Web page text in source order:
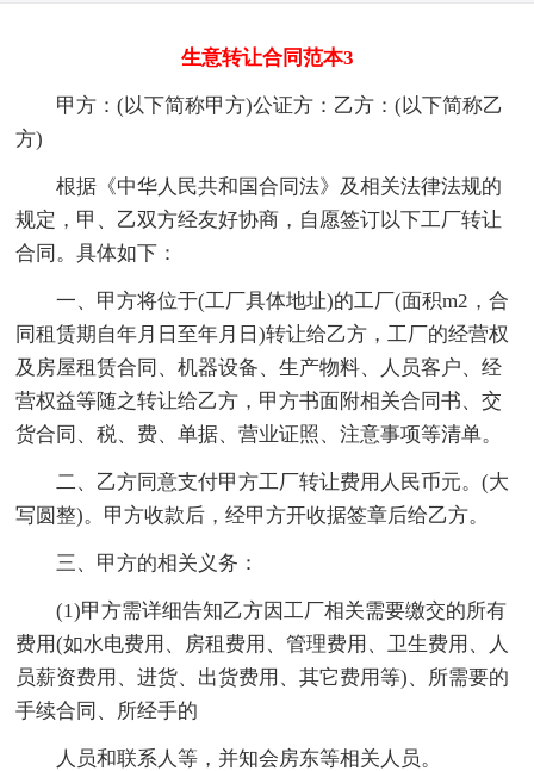
生意转让合同范本3
甲方：(以下简称甲方)公证方：乙方：(以下简称乙
方)
根据《中华人民共和国合同法》及相关法律法规的
规定，甲、乙双方经友好协商，自愿签订以下工厂转让
合同。具体如下：
一、甲方将位于(工厂具体地址)的工厂(面积m2，合
同租赁期自年月日至年月日)转让给乙方，工厂的经营权
及房屋租赁合同、机器设备、生产物料、人员客户、经
营权益等随之转让给乙方，甲方书面附相关合同书、交
货合同、税、费、单据、营业证照、注意事项等清单。
二、乙方同意支付甲方工厂转让费用人民币元。(大
写圆整)。甲方收款后，经甲方开收据签章后给乙方。
三、甲方的相关义务：
(1)甲方需详细告知乙方因工厂相关需要缴交的所有
费用(如水电费用、房租费用、管理费用、卫生费用、人
员薪资费用、进货、出货费用、其它费用等)、所需要的
手续合同、所经手的
人员和联系人等，并知会房东等相关人员。